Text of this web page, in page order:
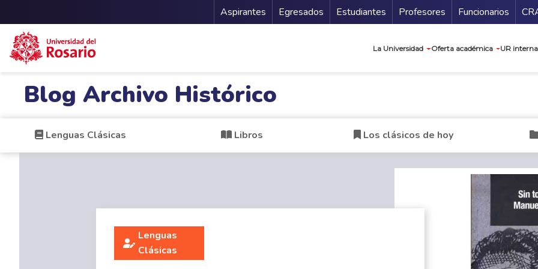
Menu Secundario
Aspirantes Egresados Estudiantes Profesores Funcionarios
La Universidad Oferta académica UR
Blog Archivo Histórico
Lenguas Clásicas Libros Los clásicos de hoy
Lenguas
Clásicas